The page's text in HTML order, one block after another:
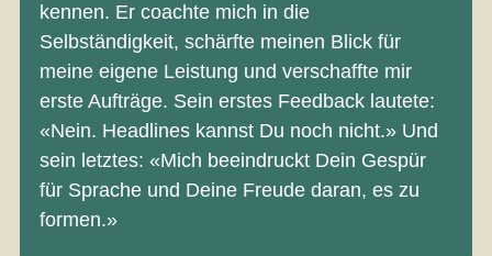
kennen. Er coachte mich in die
Selbständigkeit, schärfte meinen Blick für
meine eigene Leistung und verschaffte mir
erste Aufträge. Sein erstes Feedback lautete:
«Nein. Headlines kannst Du noch nicht.» Und
sein letztes: «Mich beeindruckt Dein Gespür
für Sprache und Deine Freude daran, es zu
formen.»